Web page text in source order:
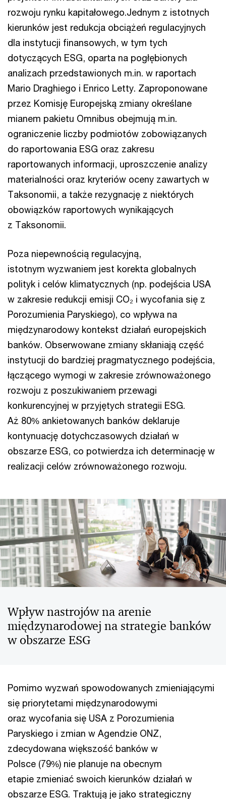
rozwoju rynku kapitałowego.Jednym z istotnych
kierunków jest redukcja obciążeń regulacyjnych
dla instytucji finansowych, w tym tych
dotyczących ESG, oparta na pogłębionych
analizach przedstawionych m.in. w raportach
Mario Draghiego i Enrico Letty. Zaproponowane
przez Komisję Europejską zmiany określane
mianem pakietu Omnibus obejmują m.in.
ograniczenie liczby podmiotów zobowiązanych
do raportowania ESG oraz zakresu
raportowanych informacji, uproszczenie analizy
materialności oraz kryteriów oceny zawartych w
Taksonomii, a także rezygnację z niektórych
obowiązków raportowych wynikających
z Taksonomii.
Poza niepewnością regulacyjną,
istotnym wyzwaniem jest korekta globalnych
polityk i celów klimatycznych (np. podejścia USA
w zakresie redukcji emisji CO₂ i wycofania się z
Porozumienia Paryskiego), co wpływa na
międzynarodowy kontekst działań europejskich
banków. Obserwowane zmiany skłaniają część
instytucji do bardziej pragmatycznego podejścia,
łączącego wymogi w zakresie zrównoważonego
rozwoju z poszukiwaniem przewagi
konkurencyjnej w przyjętych strategii ESG.
Aż 80% ankietowanych banków deklaruje
kontynuację dotychczasowych działań w
obszarze ESG, co potwierdza ich determinację w
realizacji celów zrównoważonego rozwoju.
Wpływ nastrojów na arenie
międzynarodowej na strategie banków
w obszarze ESG
Pomimo wyzwań spowodowanych zmieniającymi
się priorytetami międzynarodowymi
oraz wycofania się USA z Porozumienia
Paryskiego i zmian w Agendzie ONZ,
zdecydowana większość banków w
Polsce (79%) nie planuje na obecnym
etapie zmieniać swoich kierunków działań w
obszarze ESG. Traktują je jako strategiczny